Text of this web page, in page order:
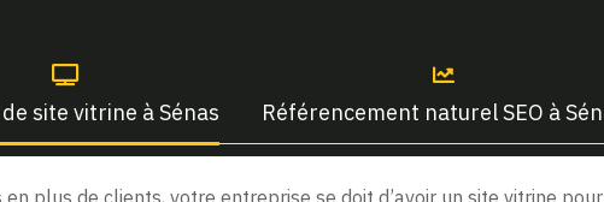
site vitrine à Sénas Référencement naturel SEO à